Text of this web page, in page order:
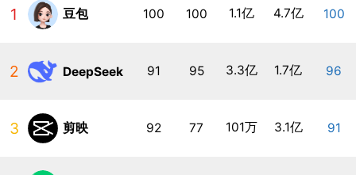
1 豆包 100 100 1.1亿 4.7亿 100
2 DeepSeek 91 95 3.3亿 1.7亿 96
3 剪映 92 77 101万 3.1亿 91